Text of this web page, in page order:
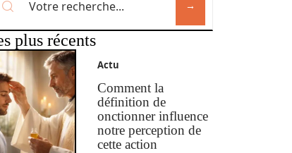
plus récents
Actu
Comment la
définition de
onctionner influence
notre perception de
cette action